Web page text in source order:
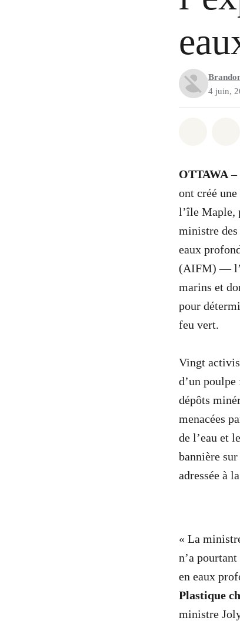
4 juin,
OTTAWA–
ont créé
l’île Maple,
ministre
eaux
(AIFM) —
marins et
pour
feu vert.
Vingt
d’un
dépôts
menacées
de l’eau et
bannière
adressée à
« La
n’a
en eaux
Plastique
ministre